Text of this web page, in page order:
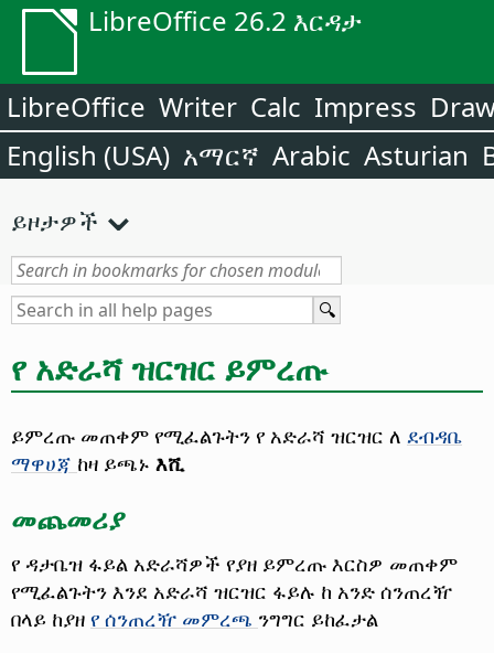
LibreOffice 26.2 እርዳታ
LibreOffice Writer Calc Impress
English (USA) አማርኛ Arabic Asturian
ይዞታዎች
የ አድራሻ ዝርዝር ይምረጡ
ይምረጡ መጠቀም የሚፈልጉትን የ አድራሻ ዝርዝር ለ ደብዳቤ
ማዋሀጃ ከዛ ይጫኑ እሺ
መጨመሪያ
የ ዳታቤዝ ፋይል አድራሻዎች የያዘ ይምረጡ እርስዎ መጠቀም
የሚፈልጉትን እንደ አድራሻ ዝርዝር ፋይሉ ከ አንድ ሰንጠረዥ
በላይ ከያዘ የ ሰንጠረዥ መምረጫ ንግግር ይከፈታል